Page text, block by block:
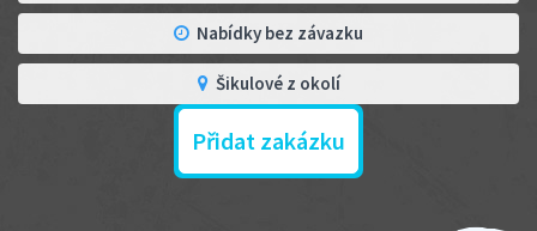
Nabídky bez závazku
Šikulové z okolí
Přidat zakázku